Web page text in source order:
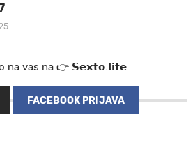
a jo na va s n a 👉 𝗦𝗲𝘅𝘁𝗼.𝗹𝗶𝗳𝗲
FACEBOOK PRIJAVA